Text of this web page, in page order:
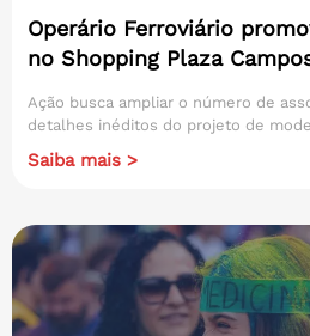
Operário Ferroviário
no Shopping Plaza
Ação busca ampliar o número de
detalhes inéditos do projeto de
Saiba mais >